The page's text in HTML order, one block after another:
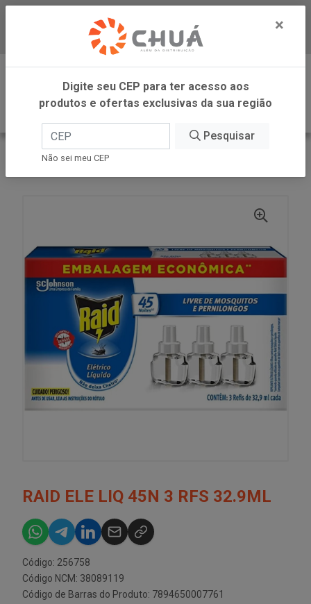
Baixe já nosso APP
0
INÍCIO
SC JOHNSON
RAID ELE LIQ 45N 3 RFS 32.9ML
Código: 256758
Código NCM: 38089119
Código de Barras do Produto: 7894650007761
×
Digite seu CEP para ter acesso aos
produtos e ofertas exclusivas da sua região
Pesquisar
Não sei meu CEP